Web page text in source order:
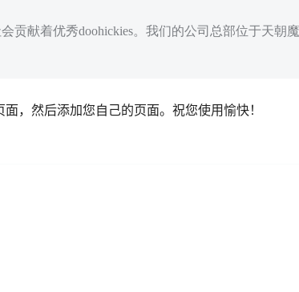
贡献着优秀doohickies。我们的公司总部位于天朝
面，然后添加您自己的页面。祝您使用愉快！